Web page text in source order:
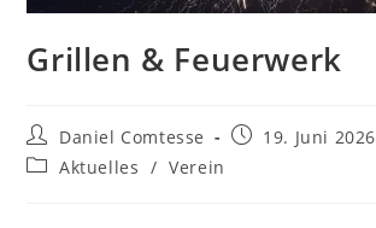
Grillen & Feuerwerk
Beitrags-
Autor:
Daniel Comtesse
Beitrag19. Juni 2026
Beitrags-
Aktuelles / Verein